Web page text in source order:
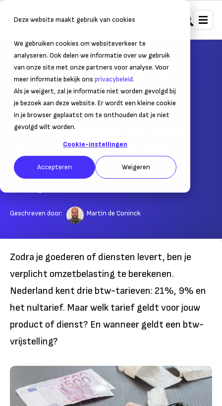
Deze website maakt gebruik van cookies
We gebruiken cookies om websiteverkeer te
analyseren. Ook delen we informatie over uw gebruik
van onze site met onze partners voor analyse. Voor
meer informatie bekijk ons privacybeleid.
Als je weigert, zal je informatie niet worden gevolgd bij
je bezoek aan deze website. Er wordt een kleine cookie
in je browser geplaatst om te onthouden dat je niet
gevolgd wilt worden.
Cookie-instellingen
Accepteren Weigeren
Home Belastingen BTW
Btw-tarieven in Nederland in
2026: alle percentages en
vrijstellingen
Overzicht van het hoge btw-tarief, het lage
tarief, het nultarief en btw-vrijstellingen
25 maart 2020 5min.
Geschreven door: Martin de Coninck
Zodra je goederen of diensten levert, ben je
verplicht omzetbelasting te berekenen.
Nederland kent drie btw-tarieven: 21%, 9% en
het nultarief. Maar welk tarief geldt voor jouw
product of dienst? En wanneer geldt een btw-
vrijstelling?